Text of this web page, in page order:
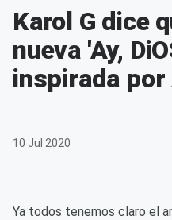
Karol G dice
nueva 'Ay,
inspirada por
10 Jul 2020
Ya todos tenemos claro el